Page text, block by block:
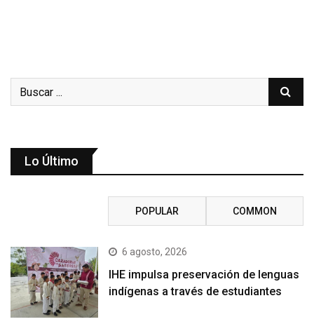
Lo Último
POPULAR COMMON
6 agosto, 2026
IHE impulsa preservación de lenguas
indígenas a través de estudiantes